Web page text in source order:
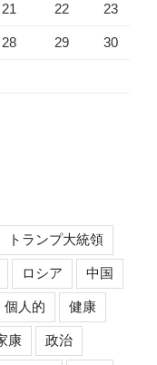
21 22 23
28 29 30
トランプ大統領
ロシア 中国
個人的 健康
康 政治